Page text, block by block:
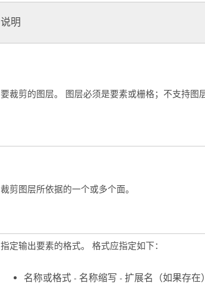
说明
要裁剪的图层。 图层必须是要素或栅格；不支持图
裁剪图层所依据的一个或多个面。
指定输出要素的格式。 格式应指定如下：
名称或格式 - 名称缩写 - 扩展名（如果存在）